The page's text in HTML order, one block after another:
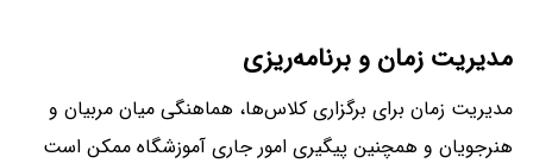
مدیریت زمان و برنامه‌ریزی
مدیریت زمان برای برگزاری کلاس‌ها، هماهنگی میان مربیان و
هنرجویان و همچنین پیگیری امور جاری آموزشگاه ممکن است